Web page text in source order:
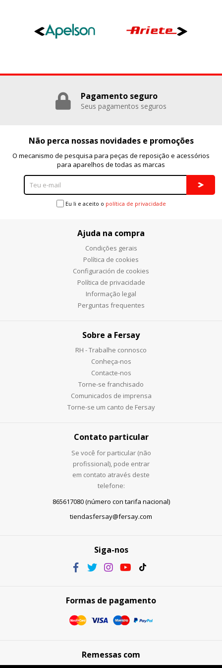
Pagamento seguro
Seus pagamentos seguros
Não perca nossas novidades e promoções
O mecanismo de pesquisa para peças de reposição e acessórios
para aparelhos de todas as marcas
Eu li e aceito o política de privacidade
Ajuda na compra
Condições gerais
Política de cookies
Configuración de cookies
Política de privacidade
Informação legal
Perguntas frequentes
Sobre a Fersay
RH - Trabalhe connosco
Conheça-nos
Contacte-nos
Torne-se franchisado
Comunicados de imprensa
Torne-se um canto de Fersay
Contato particular
Se você for particular (não
profissional), pode entrar
em contato através deste
telefone:
865617080 (número con tarifa nacional)
tiendasfersay@fersay.com
Siga-nos
Formas de pagamento
Remessas com